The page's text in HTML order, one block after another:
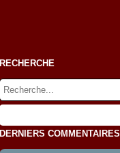
RECHERCHE
DERNIERS COMMENTAIRES